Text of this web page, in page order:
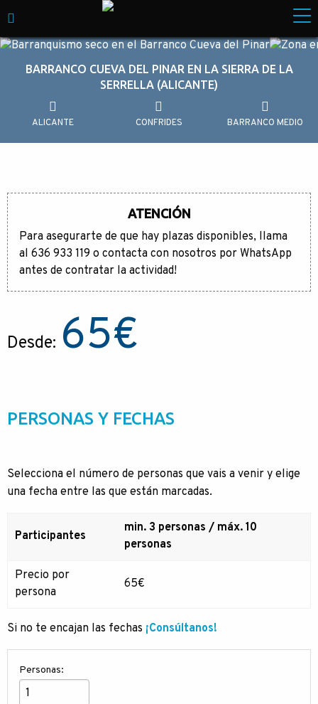
Skip to contentEmpresa especializada en Turismo de Aventura.
BARRANCO CUEVA DEL PINAR EN LA SIERRA DE LA
SERRELLA (ALICANTE)
ALICANTE CONFRIDES BARRANCO MEDIO
ATENCIÓN
Para asegurarte de que hay plazas disponibles, llama
al 636 933 119 o contacta con nosotros por WhatsApp
antes de contratar la actividad!
Desde: 65€
PERSONAS Y FECHAS
Selecciona el número de personas que vais a venir y elige
una fecha entre las que están marcadas.
Participantes
min. 3 personas / máx. 10
personas
Precio por
persona
65€
Si no te encajan las fechas ¡Consúltanos!
Personas: